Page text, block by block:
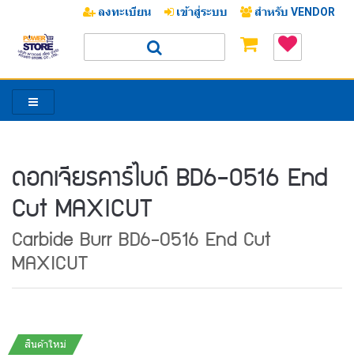
ลงทะเบียน เข้าสู่ระบบ สำหรับ VENDOR
ดอกเจียรคาร์ไบด์ BD6-0516 End
Cut MAXICUT
Carbide Burr BD6-0516 End Cut
MAXICUT
สินค้าใหม่